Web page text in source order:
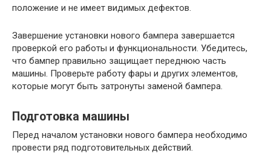
положение и не имеет видимых дефектов.
Завершение установки нового бампера завершается
проверкой его работы и функциональности. Убедитесь,
что бампер правильно защищает переднюю часть
машины. Проверьте работу фары и других элементов,
которые могут быть затронуты заменой бампера.
Подготовка машины
Перед началом установки нового бампера необходимо
провести ряд подготовительных действий.